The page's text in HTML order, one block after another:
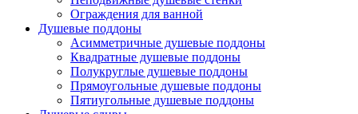
Ограждения для ванной
Душевые поддоны
Асимметричные душевые поддоны
Квадратные душевые поддоны
Полукруглые душевые поддоны
Прямоугольные душевые поддоны
Пятиугольные душевые поддоны